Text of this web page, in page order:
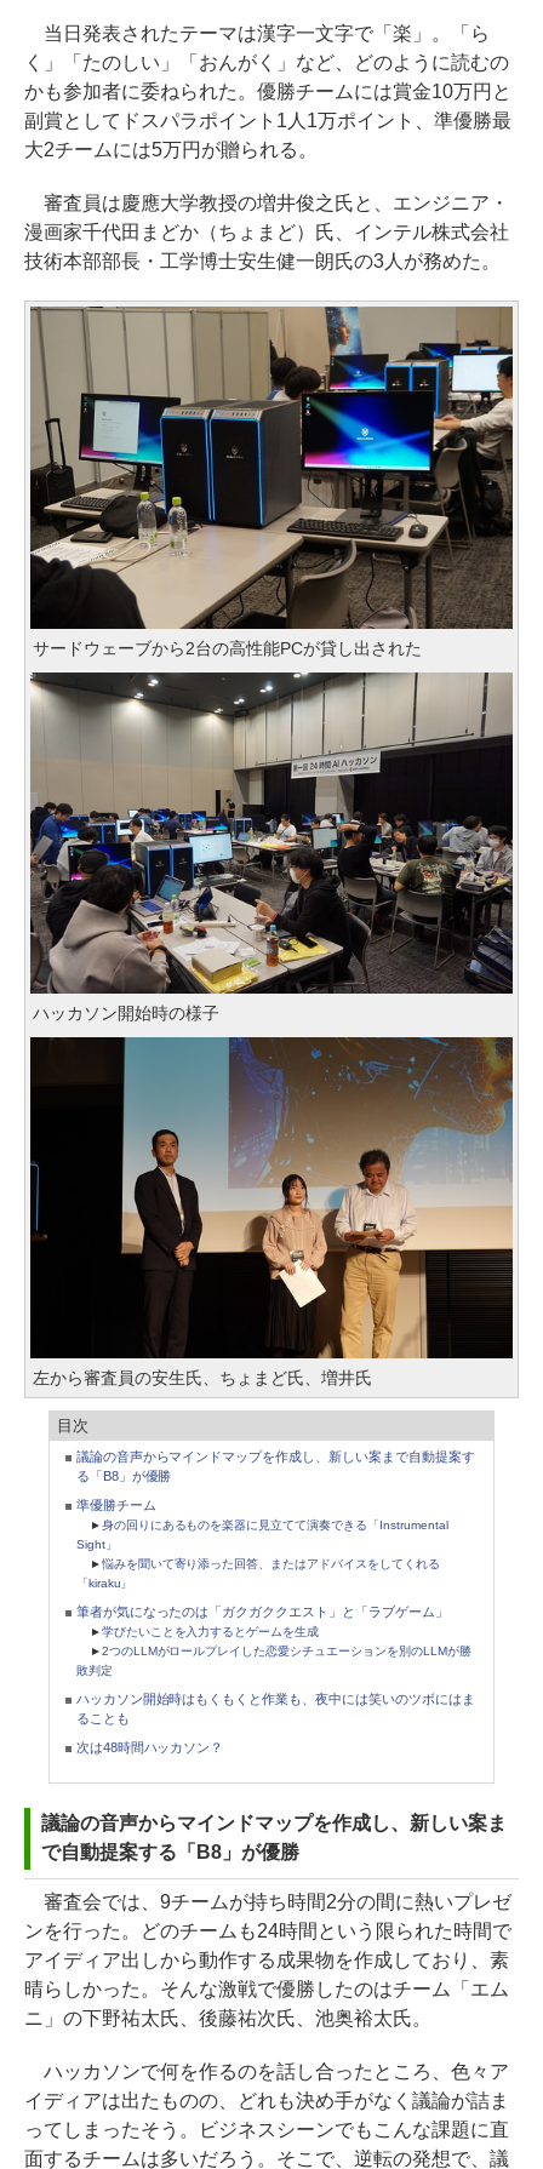
当日発表されたテーマは漢字一文字で「楽」。「ら
く」「たのしい」「おんがく」など、どのように読むの
かも参加者に委ねられた。優勝チームには賞金10万円と
副賞としてドスパラポイント1人1万ポイント、準優勝最
大2チームには5万円が贈られる。
審査員は慶應大学教授の増井俊之氏と、エンジニア・
漫画家千代田まどか（ちょまど）氏、インテル株式会社
技術本部部長・工学博士安生健一朗氏の3人が務めた。
サードウェーブから2台の高性能PCが貸し出された
ハッカソン開始時の様子
左から審査員の安生氏、ちょまど氏、増井氏
目次
議論の音声からマインドマップを作成し、新しい案まで自動提案す
る「B8」が優勝
準優勝チーム
►身の回りにあるものを楽器に見立てて演奏できる「Instrumental
Sight」
►悩みを聞いて寄り添った回答、またはアドバイスをしてくれる
「kiraku」
筆者が気になったのは「ガクガククエスト」と「ラブゲーム」
►学びたいことを入力するとゲームを生成
►2つのLLMがロールプレイした恋愛シチュエーションを別のLLMが勝
敗判定
ハッカソン開始時はもくもくと作業も、夜中には笑いのツボにはま
ることも
次は48時間ハッカソン？
議論の音声からマインドマップを作成し、新しい案ま
で自動提案する「B8」が優勝
審査会では、9チームが持ち時間2分の間に熱いプレゼ
ンを行った。どのチームも24時間という限られた時間で
アイディア出しから動作する成果物を作成しており、素
晴らしかった。そんな激戦で優勝したのはチーム「エム
ニ」の下野祐太氏、後藤祐次氏、池奥裕太氏。
ハッカソンで何を作るのを話し合ったところ、色々ア
イディアは出たものの、どれも決め手がなく議論が詰ま
ってしまったそう。ビジネスシーンでもこんな課題に直
面するチームは多いだろう。そこで、逆転の発想で、議